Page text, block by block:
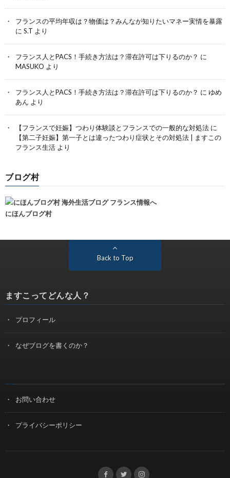
フランスの平均年収は？物価は？みんなが知りたいマネー実情を暴露
に S.T より
フランス人とPACS！手続き方法は？滞在許可は下りるのか？ に
MASUKO より
フランス人とPACS！手続き方法は？滞在許可は下りるのか？ に ゆめ
あん より
【フランスで妊娠】つわり体験談とフランスでの一般的な対処法 に
【第二子妊娠】第一子とは違ったつわり症状とその対処法 | ますこの
フランス生活 より
ブログ村
にほんブログ村
Back to Top
ますこってどんな人？
プロフィール
なぜブログを書くのか？
お問い合わせ
プライバシーポリシー